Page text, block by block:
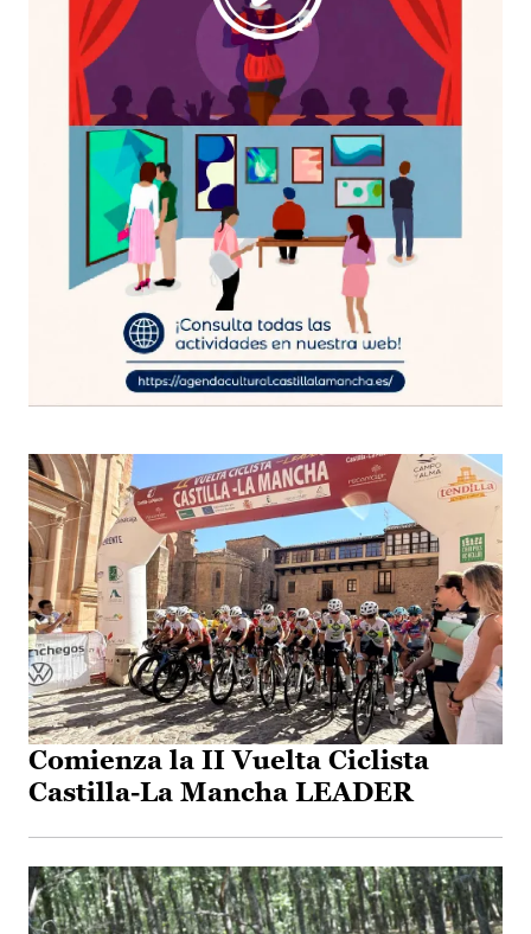
Comienza la II Vuelta Ciclista
Castilla-La Mancha LEADER